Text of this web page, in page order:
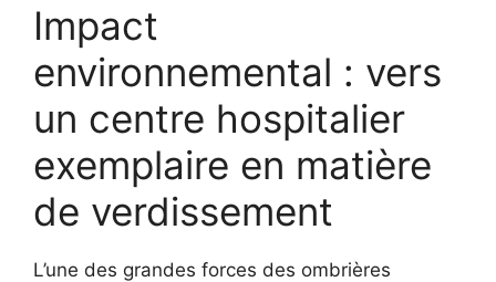
Impact
environnemental : vers
un centre hospitalier
exemplaire en matière
de verdissement
L’une des grandes forces des ombrières